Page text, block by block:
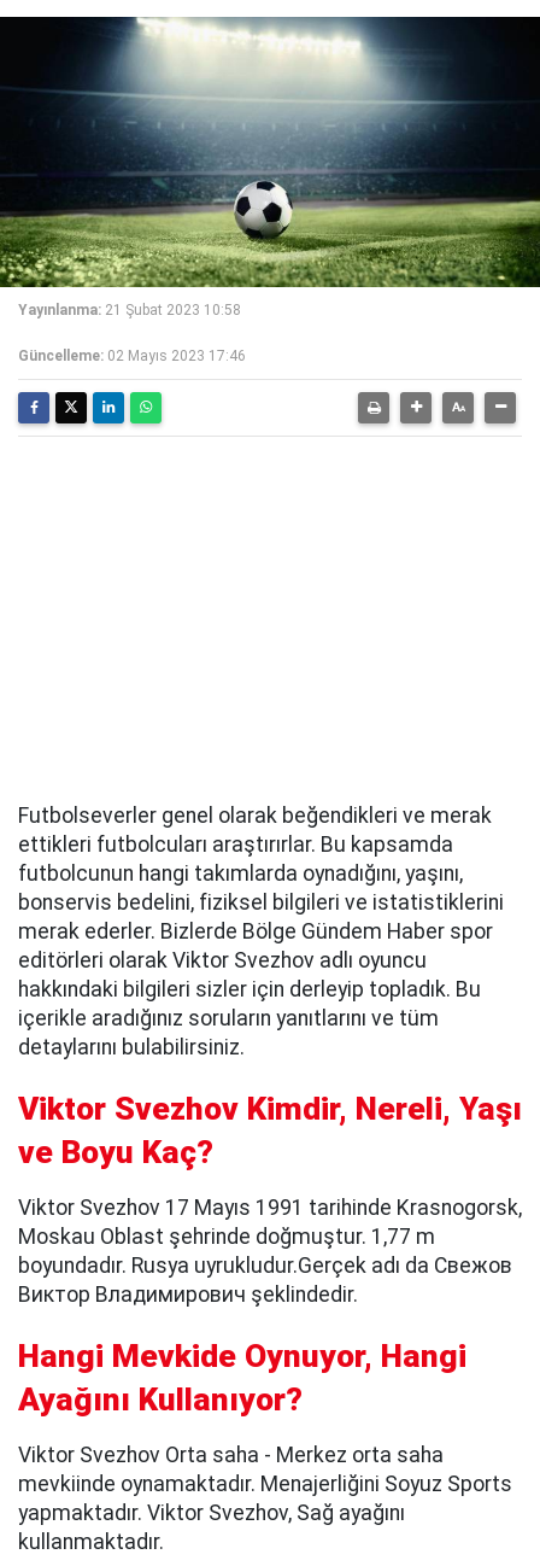
Yayınlanma: 21 Şubat 2023 10:58
Güncelleme: 02 Mayıs 2023 17:46
Futbolseverler genel olarak beğendikleri ve merak
ettikleri futbolcuları araştırırlar. Bu kapsamda
futbolcunun hangi takımlarda oynadığını, yaşını,
bonservis bedelini, fiziksel bilgileri ve istatistiklerini
merak ederler. Bizlerde Bölge Gündem Haber spor
editörleri olarak Viktor Svezhov adlı oyuncu
hakkındaki bilgileri sizler için derleyip topladık. Bu
içerikle aradığınız soruların yanıtlarını ve tüm
detaylarını bulabilirsiniz.
Viktor Svezhov Kimdir, Nereli, Yaşı
ve Boyu Kaç?
Viktor Svezhov 17 Mayıs 1991 tarihinde Krasnogorsk,
Moskau Oblast şehrinde doğmuştur. 1,77 m
boyundadır. Rusya uyrukludur.Gerçek adı da Свежов
Виктор Владимирович şeklindedir.
Hangi Mevkide Oynuyor, Hangi
Ayağını Kullanıyor?
Viktor Svezhov Orta saha - Merkez orta saha
mevkiinde oynamaktadır. Menajerliğini Soyuz Sports
yapmaktadır. Viktor Svezhov, Sağ ayağını
kullanmaktadır.